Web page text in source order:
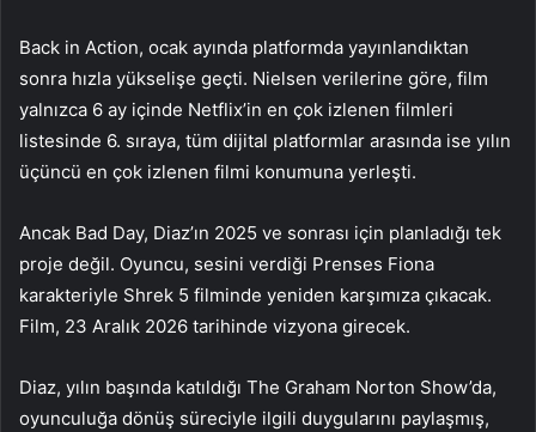
Back in Action, ocak ayında platformda yayınlandıktan
sonra hızla yükselişe geçti. Nielsen verilerine göre, film
yalnızca 6 ay içinde Netflix’in en çok izlenen filmleri
listesinde 6. sıraya, tüm dijital platformlar arasında ise yılın
üçüncü en çok izlenen filmi konumuna yerleşti.
Ancak Bad Day, Diaz’ın 2025 ve sonrası için planladığı tek
proje değil. Oyuncu, sesini verdiği Prenses Fiona
karakteriyle Shrek 5 filminde yeniden karşımıza çıkacak.
Film, 23 Aralık 2026 tarihinde vizyona girecek.
Diaz, yılın başında katıldığı The Graham Norton Show’da,
oyunculuğa dönüş süreciyle ilgili duygularını paylaşmış,